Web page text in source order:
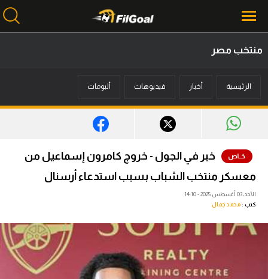
أخبار
ميركاتو
فانتازي في الجول
فيديوهات
منتخب مصر
الرئيسية أخبار فيديوهات ألبومات
خبر في الجول - خروج كامرون إسماعيل من
معسكر منتخب الشباب بسبب استدعاء أرسنال
الأحد، 03 أغسطس 2025 - 14:10
كتب :محمد جمال